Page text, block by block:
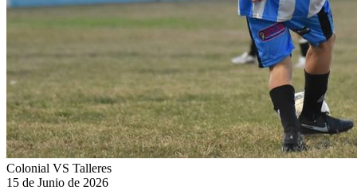
Colonial VS Talleres
15 de Junio de 2026